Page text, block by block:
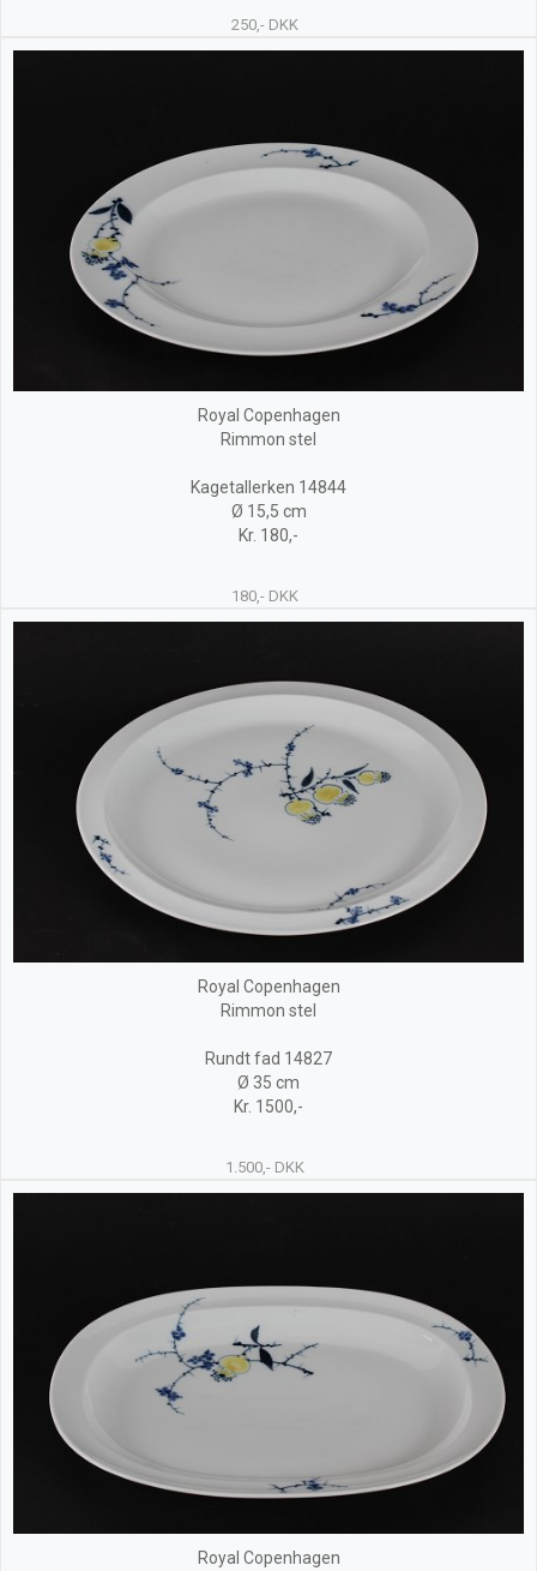
250,- DKK
Royal Copenhagen
Rimmon stel
Kagetallerken 14844
Ø 15,5 cm
Kr. 180,-
180,- DKK
Royal Copenhagen
Rimmon stel
Rundt fad 14827
Ø 35 cm
Kr. 1500,-
1.500,- DKK
Royal Copenhagen